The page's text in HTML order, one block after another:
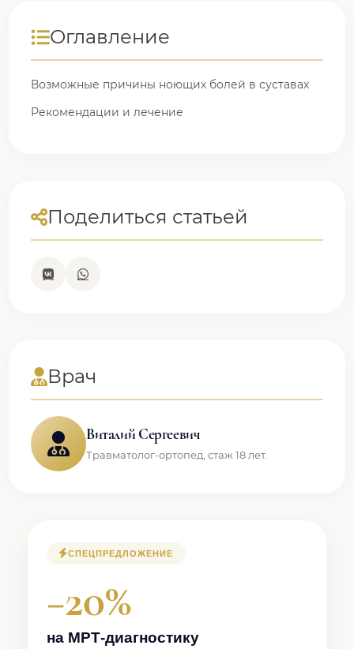
Оглавление
Возможные причины ноющих болей в суставах
Рекомендации и лечение
Поделиться статьей
Врач
Виталий Сергеевич
Травматолог-ортопед, стаж 18 лет.
СПЕЦПРЕДЛОЖЕНИЕ
−20%
на МРТ-диагностику